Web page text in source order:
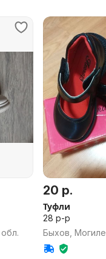
20 р.
Туфли
28 р-р
Быхов,